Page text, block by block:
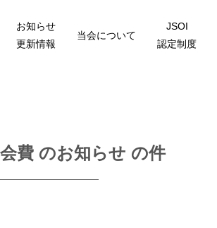
お知らせ
更新情報
当会について
JSOI
認定制度
費 のお知らせ の件